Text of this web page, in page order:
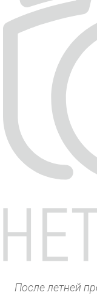
После летней